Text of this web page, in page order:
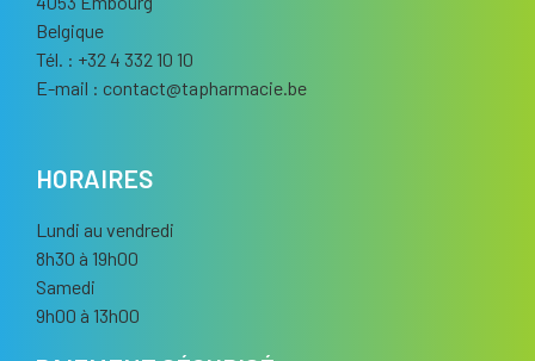
Belgique
Tél. : +32 4 332 10 10
E-mail : contact@tapharmacie.be
HORAIRES
Lundi au vendredi
8h30 à 19h00
Samedi
9h00 à 13h00